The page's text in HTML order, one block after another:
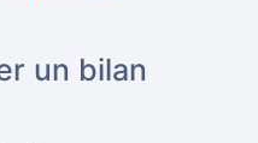
un bilan